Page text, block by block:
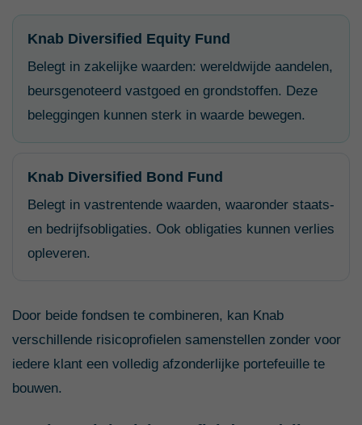
Knab Diversified Equity Fund
Belegt in zakelijke waarden: wereldwijde aandelen,
beursgenoteerd vastgoed en grondstoffen. Deze
beleggingen kunnen sterk in waarde bewegen.
Knab Diversified Bond Fund
Belegt in vastrentende waarden, waaronder staats-
en bedrijfsobligaties. Ook obligaties kunnen verlies
opleveren.
Door beide fondsen te combineren, kan Knab
verschillende risicoprofielen samenstellen zonder voor
iedere klant een volledig afzonderlijke portefeuille te
bouwen.